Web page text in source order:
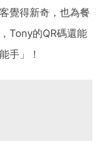
覺得新奇，也為餐
Tony的QR碼還能
手」！